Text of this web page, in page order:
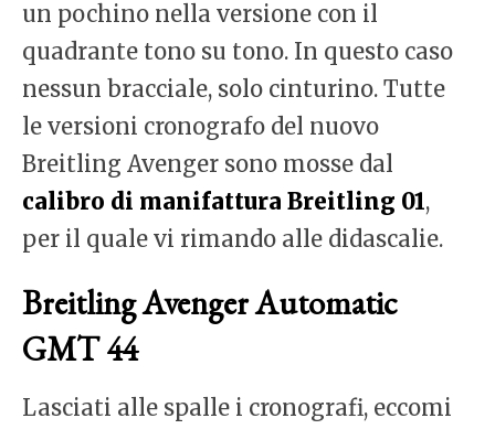
un pochino nella versione con il
quadrante tono su tono. In questo caso
nessun bracciale, solo cinturino. Tutte
le versioni cronografo del nuovo
Breitling Avenger sono mosse dal
calibro di manifattura Breitling 01,
per il quale vi rimando alle didascalie.
Breitling Avenger Automatic
GMT 44
Lasciati alle spalle i cronografi, eccomi